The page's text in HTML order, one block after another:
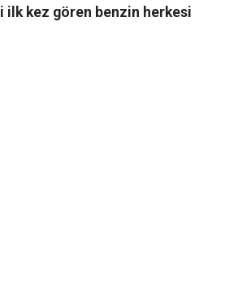
ilk kez gören benzin herkesi